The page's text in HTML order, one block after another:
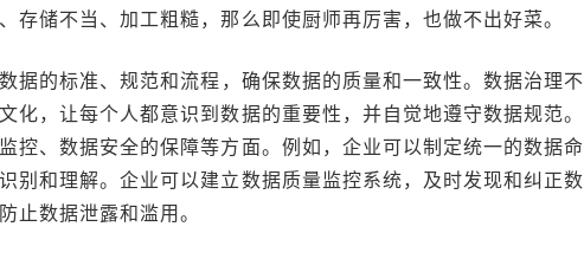
储不当、加工粗糙，那么即使厨师再厉害，也做不出好菜。
据的标准、规范和流程，确保数据的质量和一致性。数据治理不
，让每个人都意识到数据的重要性，并自觉地遵守数据规范。
控、数据安全的保障等方面。例如，企业可以制定统一的数据命
别和理解。企业可以建立数据质量监控系统，及时发现和纠正数
止数据泄露和滥用。